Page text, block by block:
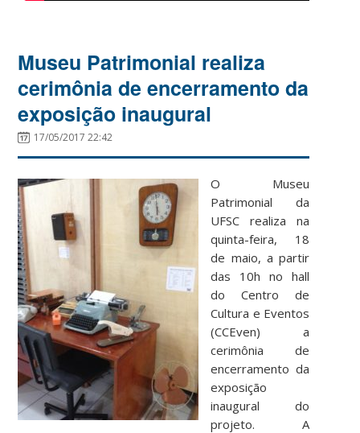
Museu Patrimonial realiza
cerimônia de encerramento da
exposição inaugural
17/05/2017 22:42
O Museu
Patrimonial da
UFSC realiza na
quinta-feira, 18
de maio, a partir
das 10h no hall
do Centro de
Cultura e Eventos
(CCEven) a
cerimônia de
encerramento da
exposição
inaugural do
projeto. A